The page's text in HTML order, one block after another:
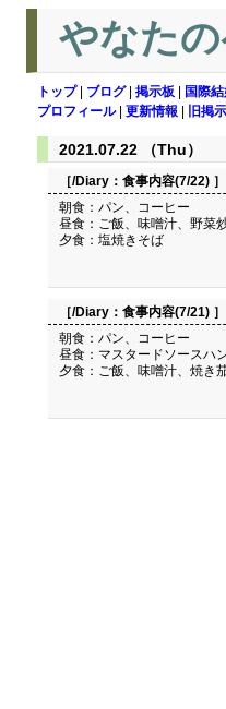
やなた
トップ| ブログ| 掲示板 国際
プロフィール| 更新情報 旧掲
2021.07.22 （Thu）
［/Diary： 食事内容(7/22) ］
朝食：パン、コーヒー
昼食：ご飯、味噌汁、野菜
夕食：塩焼きそば
［/Diary： 食事内容(7/21) ］
朝食：パン、コーヒー
昼食：マスタードソースハ
夕食：ご飯、味噌汁、焼き